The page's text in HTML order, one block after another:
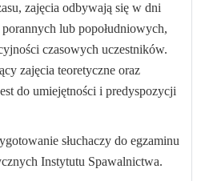
zajęcia odbywają się w dni
lub popołudniowych,
czasowych uczestników.
zajęcia teoretyczne oraz
do umiejętności i predyspozycji
słuchaczy do egzaminu
Instytutu Spawalnictwa.